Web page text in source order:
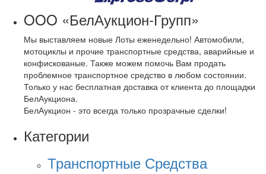
OOO «БелАукцион-Групп»
Мы выставляем новые Лоты еженедельно! Автомобили,
мотоциклы и прочие транспортные средства, аварийные и
конфискованые. Также можем помочь Вам продать
проблемное транспортное средство в любом состоянии.
Только у нас бесплатная доставка от клиента до площадки
БелАукциона.
БелАукцион - это всегда только прозрачные сделки!
Категории
Транспортные Средства